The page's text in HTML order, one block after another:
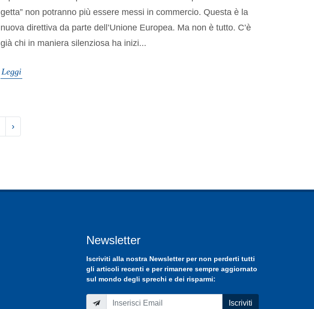
getta” non potranno più essere messi in commercio. Questa è la
nuova direttiva da parte dell’Unione Europea. Ma non è tutto. C’è
già chi in maniera silenziosa ha inizi...
Leggi
›
Newsletter
Iscriviti alla nostra Newsletterper non perderti tutti
gli articoli recenti e per rimanere sempre aggiornato
sul mondo degli sprechi e dei risparmi:
Iscriviti